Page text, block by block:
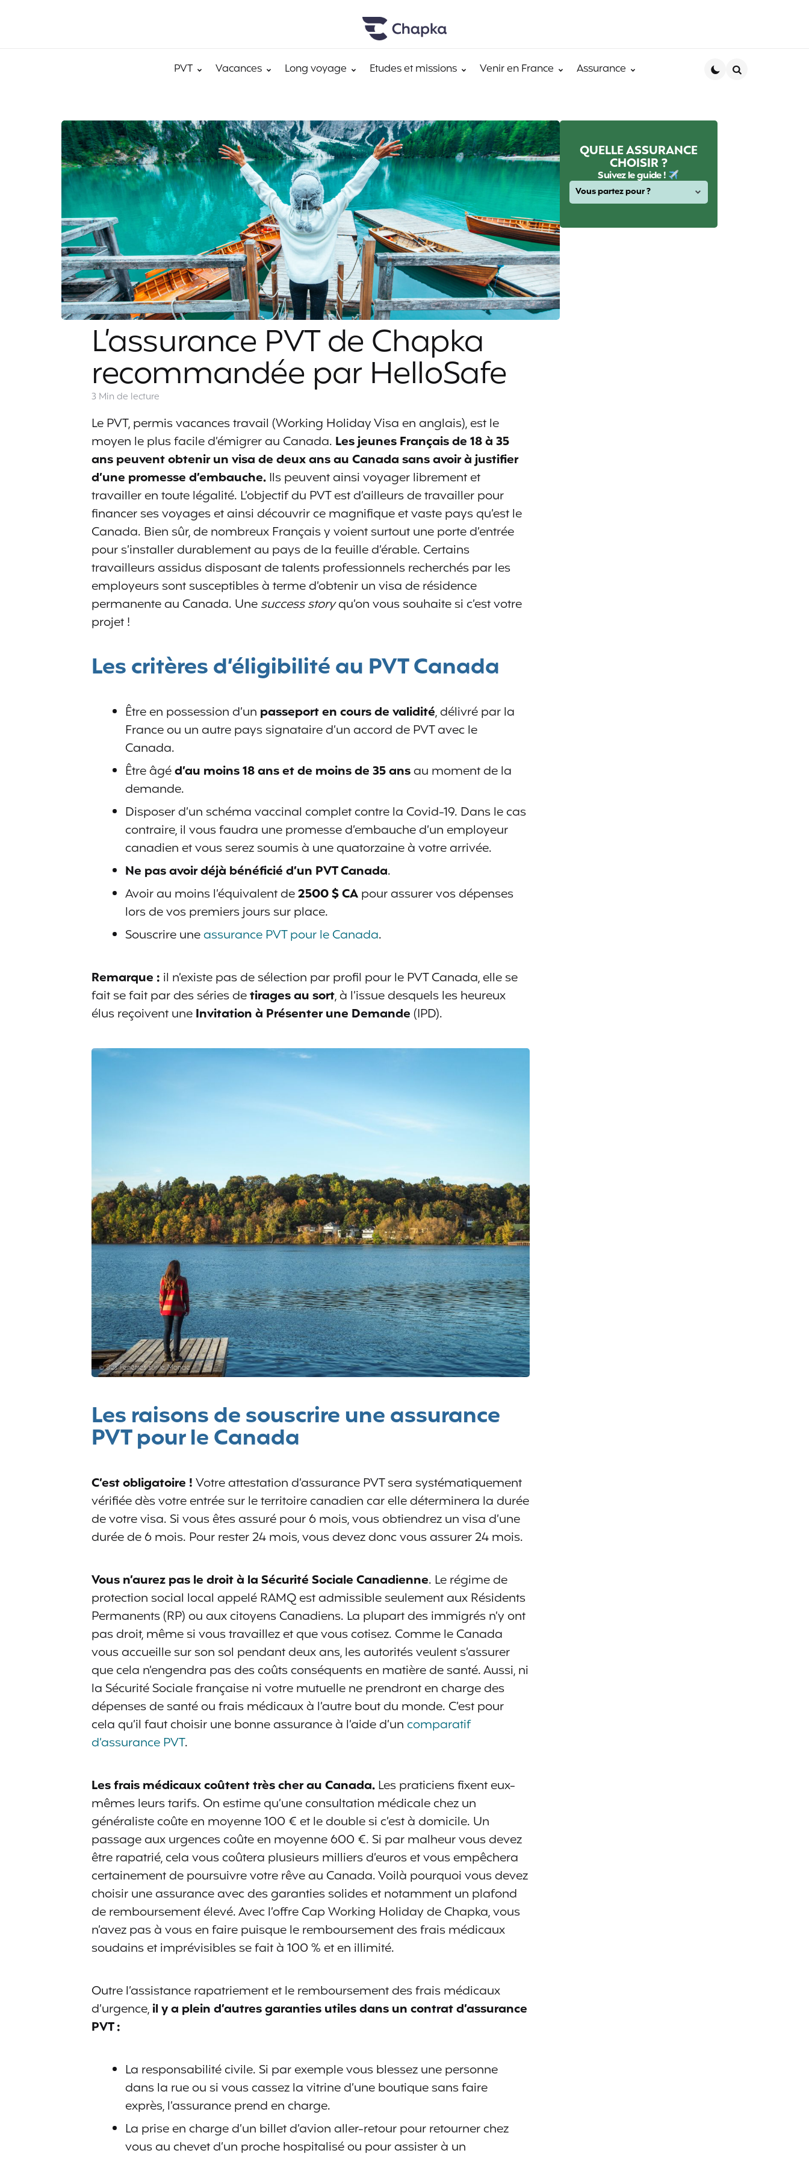
PVT Vacances Long voyage Etudes et missions Venir en France Assurance
L’assurance PVT de Chapka
recommandée par HelloSafe
3 Min de lecture
Le PVT, permis vacances travail (Working Holiday Visa en anglais), est le
moyen le plus facile d’émigrer au Canada. Les jeunes Français de 18 à 35
ans peuvent obtenir un visa de deux ans au Canada sans avoir à justifier
d’une promesse d’embauche.Ils peuvent ainsi voyager librement et
travailler en toute légalité. L’objectif du PVT est d’ailleurs de travailler pour
financer ses voyages et ainsi découvrir ce magnifique et vaste pays qu’est le
Canada. Bien sûr, de nombreux Français y voient surtout une porte d’entrée
pour s’installer durablement au pays de la feuille d’érable. Certains
travailleurs assidus disposant de talents professionnels recherchés par les
employeurs sont susceptibles à terme d’obtenir un visa de résidence
permanente au Canada. Unesuccess storyqu’on vous souhaite si c’est votre
projet !
Les critères d’éligibilité au PVT Canada
Être en possession d’un passeport en cours de validité, délivré par la
France ou un autre pays signataire d’un accord de PVT avec le
Canada.
Être âgéd’au moins 18 ans et de moins de 35 ansau moment de la
demande.
Disposer d’un schéma vaccinal complet contre la Covid-19. Dans le cas
contraire, il vous faudra une promesse d’embauche d’un employeur
canadien et vous serez soumis à une quatorzaine à votre arrivée.
Ne pas avoir déjà bénéficié d’un PVT Canada.
Avoir au moins l’équivalent de2500 $ CApour assurer vos dépenses
lors de vos premiers jours sur place.
Souscrire uneassurance PVT pour le Canada.
Remarque : il n’existe pas de sélection par profil pour le PVT Canada, elle se
fait se fait par des séries detirages au sort, à l’issue desquels les heureux
élus reçoivent uneInvitation à Présenter une Demande (IPD).
Les raisons de souscrire une assurance
PVT pour le Canada
C’est obligatoire !Votre attestation d’assurance PVT sera systématiquement
vérifiée dès votre entrée sur le territoire canadien car elle déterminera la durée
de votre visa. Si vous êtes assuré pour 6 mois, vous obtiendrez un visa d’une
durée de 6 mois. Pour rester 24 mois, vous devez donc vous assurer 24 mois.
Vous n’aurez pas le droit à la Sécurité Sociale Canadienne. Le régime de
protection social local appelé RAMQ est admissible seulement aux Résidents
Permanents (RP) ou aux citoyens Canadiens. La plupart des immigrés n’y ont
pas droit, même si vous travaillez et que vous cotisez. Comme le Canada
vous accueille sur son sol pendant deux ans, les autorités veulent s’assurer
que cela n’engendra pas des coûts conséquents en matière de santé. Aussi, ni
la Sécurité Sociale française ni votre mutuelle ne prendront en charge des
dépenses de santé ou frais médicaux à l’autre bout du monde. C’est pour
cela qu’il faut choisir une bonne assurance à l’aide d’un comparatif
d’assurance PVT.
Les frais médicaux coûtent très cher au Canada.Les praticiens fixent eux-
mêmes leurs tarifs. On estime qu’une consultation médicale chez un
généraliste coûte en moyenne 100 € et le double si c’est à domicile. Un
passage aux urgences coûte en moyenne 600 €. Si par malheur vous devez
être rapatrié, cela vous coûtera plusieurs milliers d’euros et vous empêchera
certainement de poursuivre votre rêve au Canada. Voilà pourquoi vous devez
choisir une assurance avec des garanties solides et notamment un plafond
de remboursement élevé. Avec l’offre Cap Working Holiday de Chapka, vous
n’avez pas à vous en faire puisque le remboursement des frais médicaux
soudains et imprévisibles se fait à 100 % et en illimité.
Outre l’assistance rapatriement et le remboursement des frais médicaux
d’urgence,il y a plein d’autres garanties utiles dans un contrat d’assurance
PVT :
La responsabilité civile. Si par exemple vous blessez une personne
dans la rue ou si vous cassez la vitrine d’une boutique sans faire
exprès, l’assurance prend en charge.
La prise en charge d’un billet d’avion aller-retour pour retourner chez
vous au chevet d’un proche hospitalisé ou pour assister à un
QUELLE ASSURANCE
CHOISIR ?
Suivez le guide !